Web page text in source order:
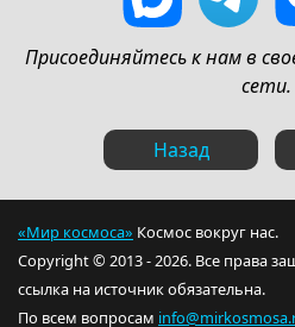
Присоединяйтесь к нам в
сети.
Назад
«Мир космоса» Космос вокруг нас.
Copyright © 2013 - 2026. Все права
ссылка на источник обязательна.
По всем вопросам